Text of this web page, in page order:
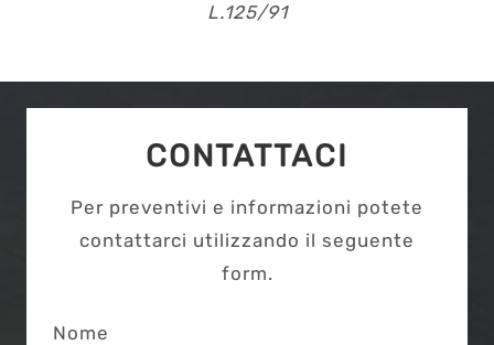
L.125/91
CONTATTACI
Per preventivi e informazioni potete
contattarci utilizzando il seguente
form.
Nome